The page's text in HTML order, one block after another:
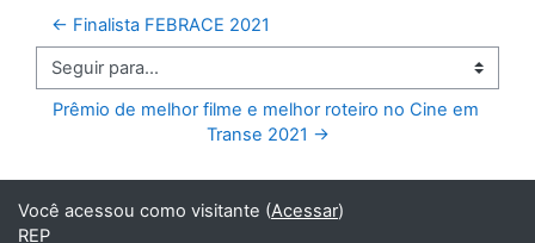
← Finalista FEBRACE 2021
Seguir para...
Prêmio de melhor filme e melhor roteiro no Cine em
Transe 2021 →
Você acessou como visitante (Acessar)
REP